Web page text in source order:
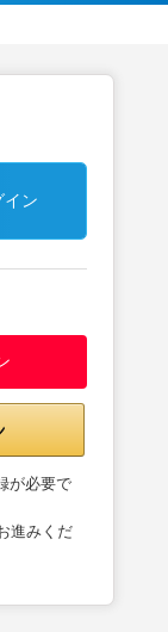
イン
が必要で
進みくだ